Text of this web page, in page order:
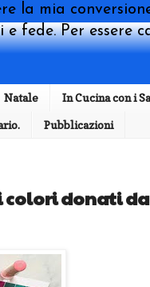
la mia
Per essere
Natale In Cucina con i
Pubblicazioni
donati da